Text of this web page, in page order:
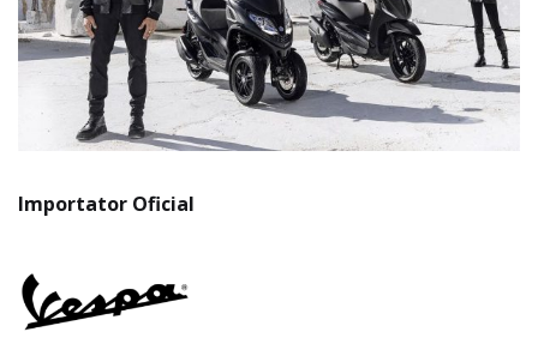
Importator Oficial